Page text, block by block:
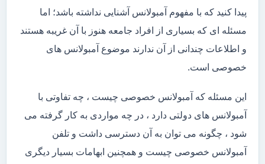
پیدا کنید که با مفهوم آمبولانس آشنایی نداشته باشد؛ اما
مسئله ای که بسیاری از افراد جامعه هنوز با آن غریبه هستند
و اطلاعات چندانی از آن ندارند موضوع آمبولانس های
خصوصی است.
این مسئله که آمبولانس خصوصی چیست ، چه تفاوتی با
آمبولانس های دولتی دارد ، در چه مواردی به کار گرفته می
شود ، چگونه می توان به آن دسترسی داشت و تلفن
آمبولانس خصوصی چیست و همچنین ابهامات بسیار دیگری